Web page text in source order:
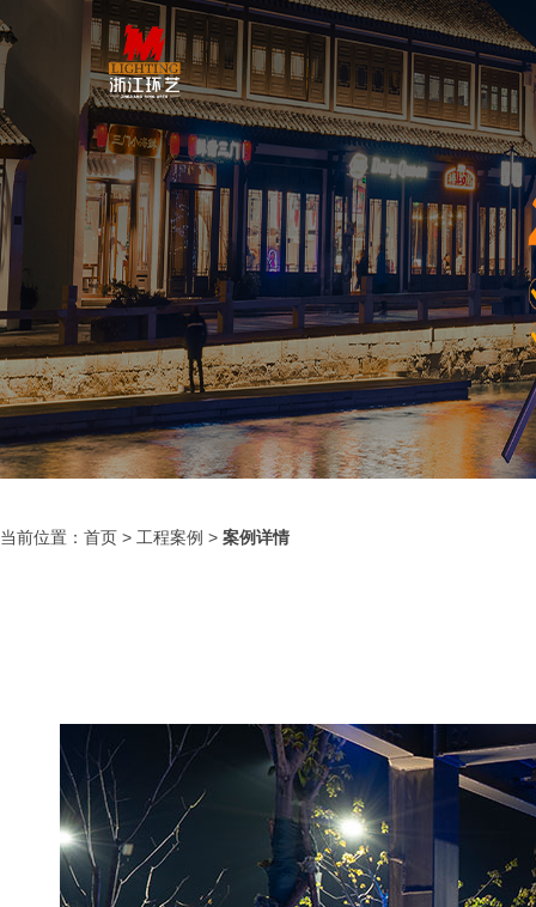
当前位置： 首页 > 工程案例 > 案例详情